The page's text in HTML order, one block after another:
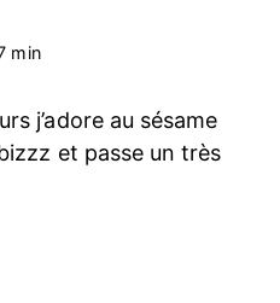
min
j’adore au sésame
et passe un très